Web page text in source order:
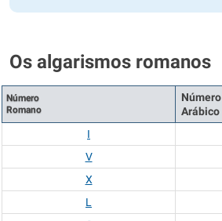
Os algarismos romanos
Número
Romano
Número
Arábico
I
V
X
L